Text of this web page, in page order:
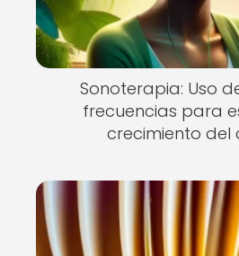
Sonoterapia: Uso
frecuencias para
crecimiento del